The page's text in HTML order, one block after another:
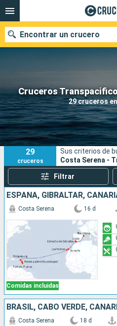
Cruceros
29 cruceros
Encontrar un crucero
Nuestros destinos
Fecha de salida
Puertos
29
cruceros
Sus criterios de
Costa Serena -
Filtrar
Comidas incluidas
Costa Serena 16 d
Costa Serena 18 d